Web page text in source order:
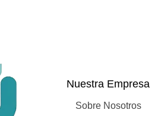
Nuestra Empresa
Sobre Nosotros